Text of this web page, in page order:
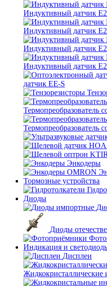
Индуктивный датчик
Индуктивный датчик
Индуктивный датчик
Индуктивный датчик
датчик EE-S
Термопреобразователь
Термопреобразователь
Энкодеры
Тормозные устройства
Диоды
Диоды
Индикация и
Дисплеи
Жидкокристаллические